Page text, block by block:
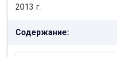
2013 г.
Содержание: